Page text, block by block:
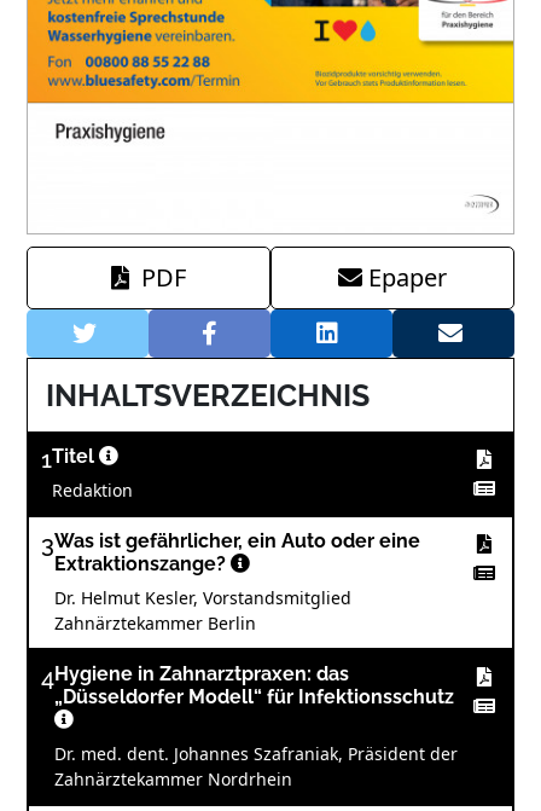
PDF Epaper
INHALTSVERZEICHNIS
1Titel
Redaktion
3Was ist gefährlicher, ein Auto oder eine
Extraktionszange?
Dr. Helmut Kesler, Vorstandsmitglied
Zahnärztekammer Berlin
4Hygiene in Zahnarztpraxen: das
„Düsseldorfer Modell“ für Infektionsschutz
Dr. med. dent. Johannes Szafraniak, Präsident der
Zahnärztekammer Nordrhein